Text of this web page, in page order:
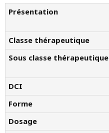
Présentation
Classe thérapeutique
Sous classe thérapeutique
DCI
Forme
Dosage